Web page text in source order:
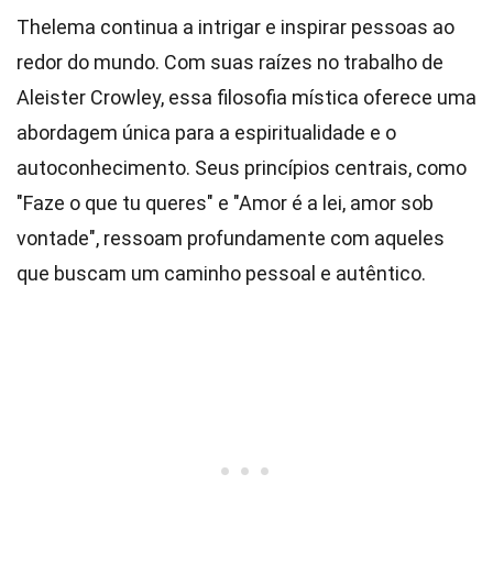
Thelema continua a intrigar e inspirar pessoas ao
redor do mundo. Com suas raízes no trabalho de
Aleister Crowley, essa filosofia mística oferece uma
abordagem única para a espiritualidade e o
autoconhecimento. Seus princípios centrais, como
"Faze o que tu queres" e "Amor é a lei, amor sob
vontade", ressoam profundamente com aqueles
que buscam um caminho pessoal e autêntico.